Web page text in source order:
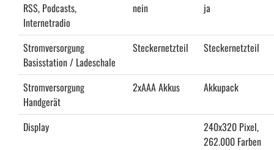
RSS, Podcasts,
Internetradio
nein ja
Stromversorgung
Basisstation / Ladeschale
Steckernetzteil Steckernetzteil
Stromversorgung
Handgerät
2xAAA Akkus Akkupack
Display
240x320 Pixel,
262.000 Farben